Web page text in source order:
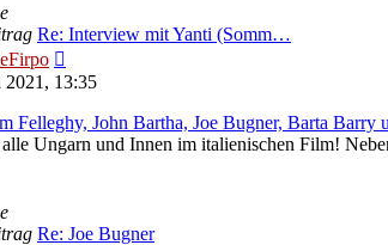
Re: Interview mit Yanti (Somm…
Beitrag
13:35
Felleghy, John Bartha, Joe Bugner, Barta Barry
Ungarn und Innen im italienischen Film!
Re: Joe Bugner